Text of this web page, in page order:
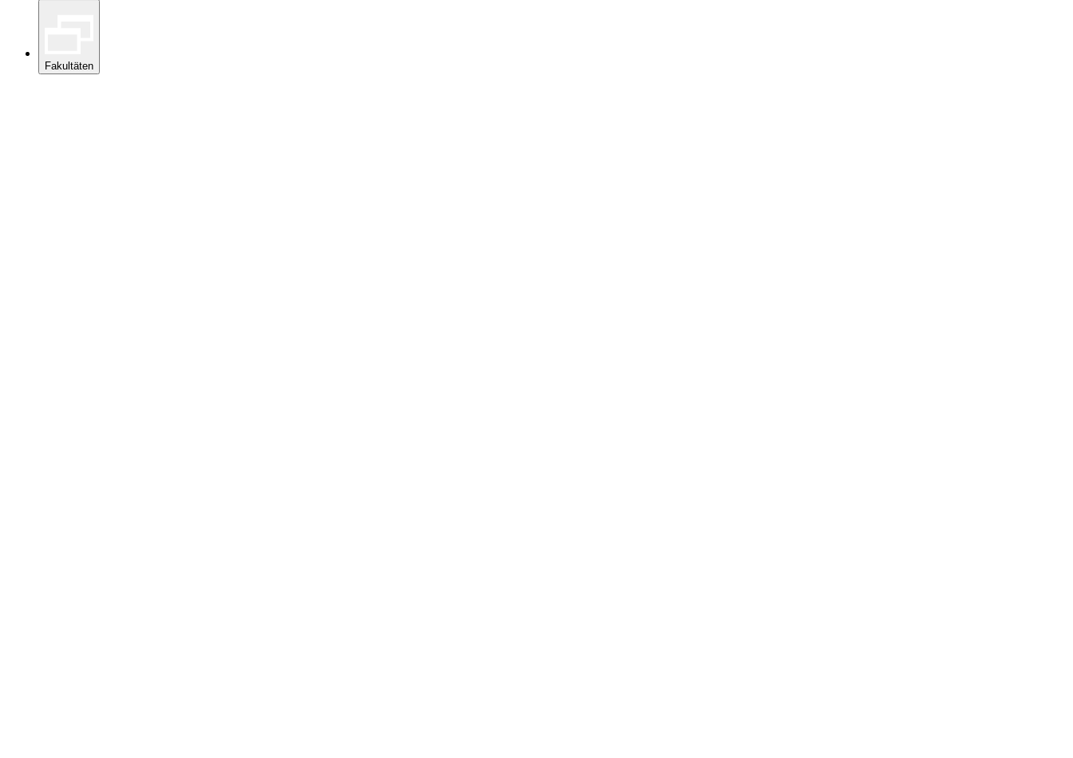
Fakultäten